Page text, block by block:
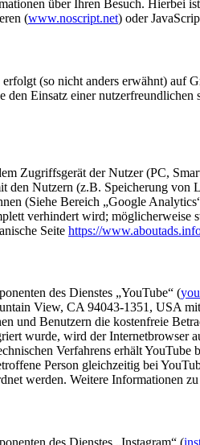
über Ihren Besuch. Hierbei
(www.noscript.net) oder
(so nicht anders erwähnt) auf
Einsatz einer
Zugriffsgerät der Nutzer (PC,
Nutzern (z.B. Speicherung von
(Siehe Bereich „Google
verhindert wird;
Seite https://
des Dienstes „YouTube“ (
View, CA 94043-1351, USA
und Benutzern die kostenfreie
wurde, wird der Internetbrowser
Verfahrens erhält
Person gleichzeitig bei
werden. Weitere Informationen
des Dienstes „Instagram“ (